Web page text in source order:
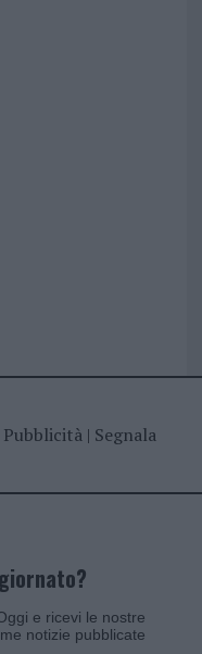
Pubblicità| Segnala
e ricevi le nostre
notizie pubblicate